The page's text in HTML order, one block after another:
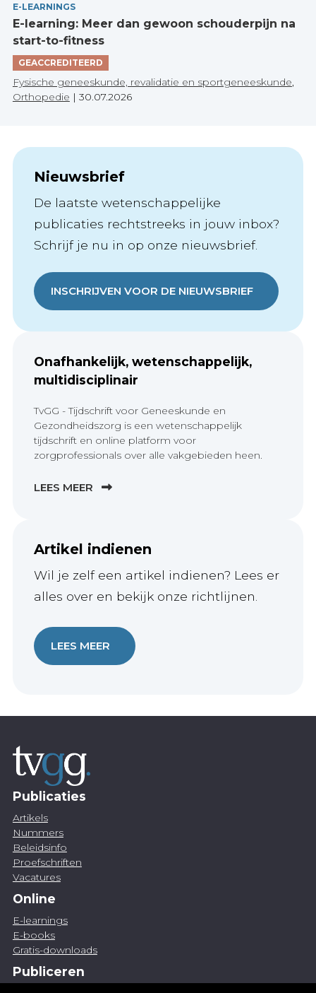
E-LEARNINGS
E-learning: Meer dan gewoon schouderpijn na
start-to-fitness
GEACCREDITEERD
Fysische geneeskunde, revalidatie en sportgeneeskunde
Orthopedie | 30.07.2026
Nieuwsbrief
De laatste wetenschappelijke
publicaties rechtstreeks in jouw inbox?
Schrijf je nu in op onze nieuwsbrief.
INSCHRIJVEN VOOR DE NIEUWSBRIEF
Onafhankelijk, wetenschappelijk,
multidisciplinair
TvGG - Tijdschrift voor Geneeskunde en
Gezondheidszorg is een wetenschappelijk
tijdschrift en online platform voor
zorgprofessionals over alle vakgebieden heen.
LEES MEER
Artikel indienen
Wil je zelf een artikel indienen? Lees er
alles over en bekijk onze richtlijnen.
LEES MEER
Publicaties
Artikels
Nummers
Beleidsinfo
Proefschriften
Vacatures
Online
E-learnings
E-books
Gratis-downloads
Publiceren